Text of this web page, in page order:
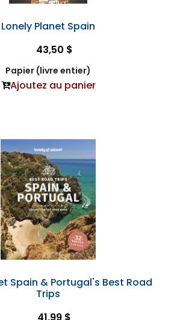
Lonely Planet Spain
43,50 $
Papier (livre entier)
Ajoutez au panier
Spain & Portugal's Best Road
Trips